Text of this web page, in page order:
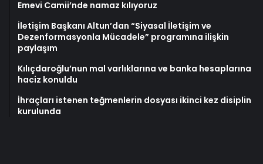
Emevi Camii’nde namaz kılıyoruz
İletişim Başkanı Altun’dan “Siyasal İletişim ve
Dezenformasyonla Mücadele” programına ilişkin
paylaşım
Kılıçdaroğlu’nun mal varlıklarına ve banka hesaplarına
haciz konuldu
İhraçları istenen teğmenlerin dosyası ikinci kez disiplin
kurulunda